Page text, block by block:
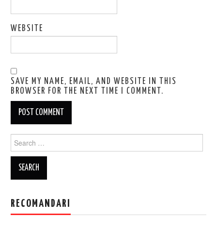
WEBSITE
SAVE MY NAME, EMAIL, AND WEBSITE IN THIS
BROWSER FOR THE NEXT TIME I COMMENT.
for:
RECOMANDARI